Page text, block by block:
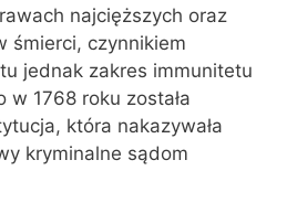
najcięższych oraz
śmierci, czynnikiem
jednak zakres immunitetu
w 1768 roku została
która nakazywała
kryminalne sądom